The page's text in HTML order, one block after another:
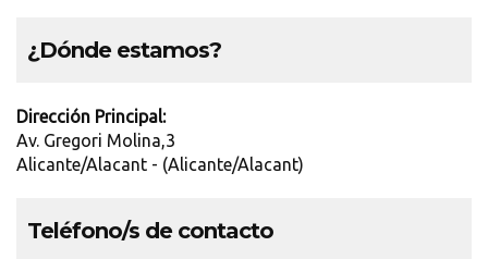
¿Dónde estamos?
Dirección Principal:
Av. Gregori Molina,3
Alicante/Alacant - (Alicante/Alacant)
Teléfono/s de contacto